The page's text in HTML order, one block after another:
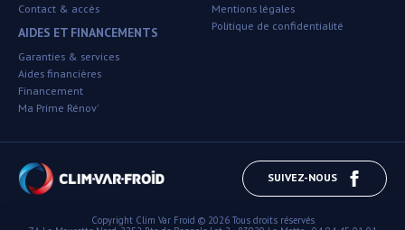
Contact & accès
AIDES ET FINANCEMENTS
Garanties & services
Aides financières
Financement
Ma Prime Rénov'
Mentions légales
Politique de confidentialité
Copyright Clim Var Froid ©2026 Tous droits réservés
SUIVEZ-NOUS